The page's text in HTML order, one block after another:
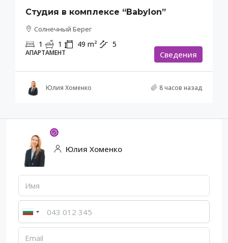
Студия в комплексе “Babylon”
Солнечный Берег
1 1 49 m² 5
АПАРТАМЕНТ Cведения
Юлия Хоменко 8 часов назад
Юлия Хоменко